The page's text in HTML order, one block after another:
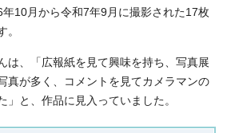
10月から令和7年9月に撮影された17枚
。
は、「広報紙を見て興味を持ち、写真展
真が多く、コメントを見てカメラマンの
」と、作品に見入っていました。